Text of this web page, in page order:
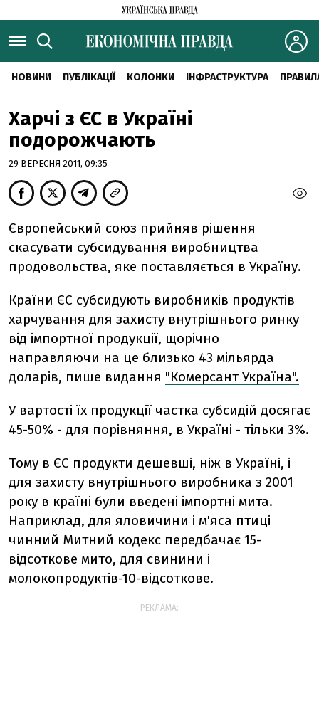
НОВИНИ ПУБЛІКАЦІЇ КОЛОНКИ ІНФРАСТРУКТУРА
Харчі з ЄС в Україні
подорожчають
29 ВЕРЕСНЯ 2011, 09:35
Європейський союз прийняв рішення
скасувати субсидування виробництва
продовольства, яке поставляється в Україну.
Країни ЄС субсидують виробників продуктів
харчування для захисту внутрішнього ринку
від імпортної продукції, щорічно
направляючи на це близько 43 мільярда
доларів, пише видання "Комерсант Україна".
У вартості їх продукції частка субсидій досягає
45-50% - для порівняння, в Україні - тільки 3%.
Тому в ЄС продукти дешевші, ніж в Україні, і
для захисту внутрішнього виробника з 2001
року в країні були введені імпортні мита.
Наприклад, для яловичини і м'яса птиці
чинний Митний кодекс передбачає 15-
відсоткове мито, для свинини і
молокопродуктів-10-відсоткове.
РЕКЛАМА: